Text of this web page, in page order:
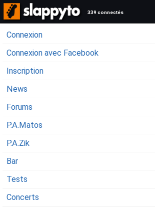
339 connectés
Connexion
Connexion avec Facebook
Inscription
News
Forums
P.A.Matos
P.A.Zik
Bar
Tests
Concerts